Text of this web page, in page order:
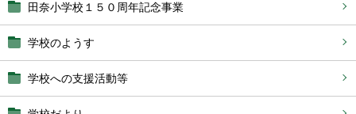
田奈小学校１５０周年記念事業
学校のようす
学校への支援活動等